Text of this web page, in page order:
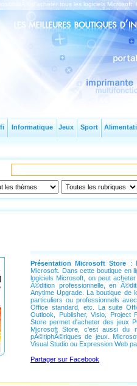
d'acheter tous les logiciels
permet aussi d'acheter du matÃ©riel
Informatique Jeux Sport
Présentation Microsoft Store :
Microsoft. Dans cette boutique en
logiciels Microsoft, on peut
Ã©dition professionnelle, en
Anytime Upgrade. La boutique de
particuliers ou professionnels
Office standard, etc. La suite
Outlook, Publisher, Visio, Project
Store permet d'acheter des jeux
Microsoft Store, c'est aussi du
pÃ©riphÃ©riques de jeux.
Visual Studio ou Expression Web
Partager sur Facebook